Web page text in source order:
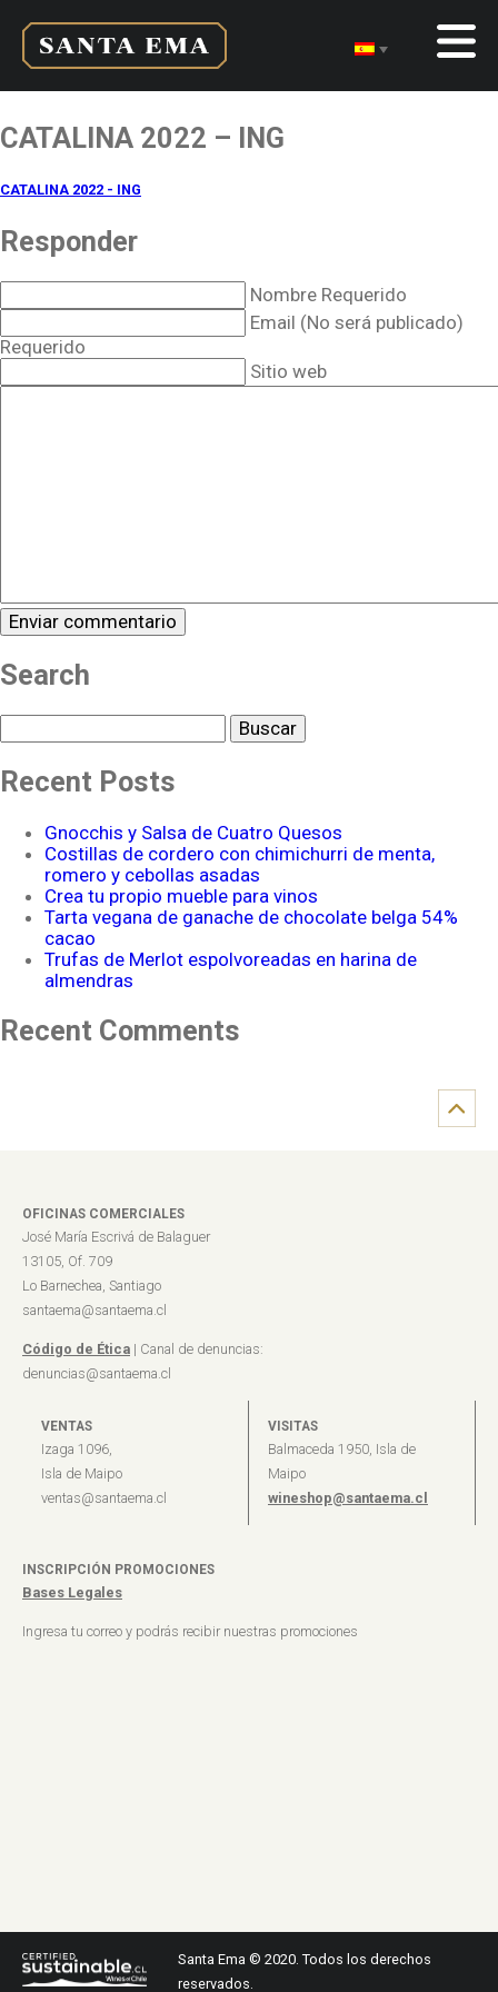
CATALINA 2022 – ING
CATALINA 2022 - ING
Responder
Nombre Requerido
Email (No será publicado)
Requerido
Sitio web
Search
Recent Posts
Gnocchis y Salsa de Cuatro Quesos
Costillas de cordero con chimichurri de menta,
romero y cebollas asadas
Crea tu propio mueble para vinos
Tarta vegana de ganache de chocolate belga 54%
cacao
Trufas de Merlot espolvoreadas en harina de
almendras
Recent Comments
OFICINAS COMERCIALES
José María Escrivá de Balaguer
13105, Of. 709
Lo Barnechea, Santiago
santaema@santaema.cl
Código de Ética | Canal de denuncias:
denuncias@santaema.cl
VENTAS
Izaga 1096,
Isla de Maipo
ventas@santaema.cl
VISITAS
Balmaceda 1950, Isla de
Maipo
wineshop@santaema.cl
INSCRIPCIÓN PROMOCIONES
Bases Legales
Ingresa tu correo y podrás recibir nuestras promociones
Santa Ema © 2020. Todos los derechos
reservados.